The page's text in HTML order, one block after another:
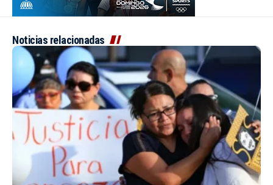
Noticias relacionadas